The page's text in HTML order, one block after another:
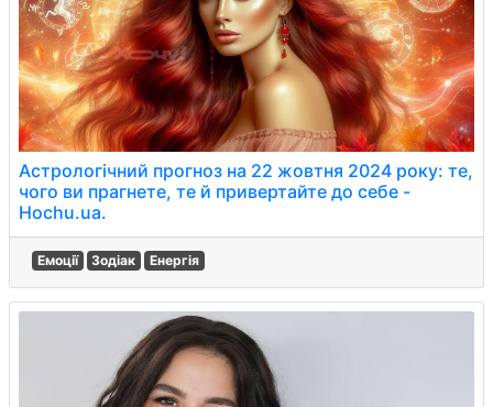
Астрологічний прогноз на 22 жовтня 2024 року: те,
чого ви прагнете, те й привертайте до себе -
Hochu.ua.
Емоції Зодіак Енергія